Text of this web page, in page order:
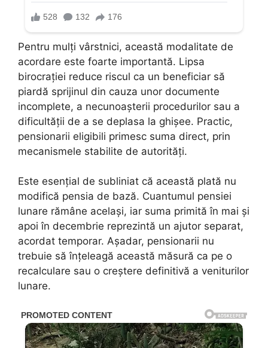
Pentru mulți vârstnici, această modalitate de
acordare este foarte importantă. Lipsa
birocrației reduce riscul ca un beneficiar să
piardă sprijinul din cauza unor documente
incomplete, a necunoașterii procedurilor sau a
dificultății de a se deplasa la ghișee. Practic,
pensionarii eligibili primesc suma direct, prin
mecanismele stabilite de autorități.
Este esențial de subliniat că această plată nu
modifică pensia de bază. Cuantumul pensiei
lunare rămâne același, iar suma primită în mai și
apoi în decembrie reprezintă un ajutor separat,
acordat temporar. Așadar, pensionarii nu
trebuie să înțeleagă această măsură ca pe o
recalculare sau o creștere definitivă a veniturilor
lunare.